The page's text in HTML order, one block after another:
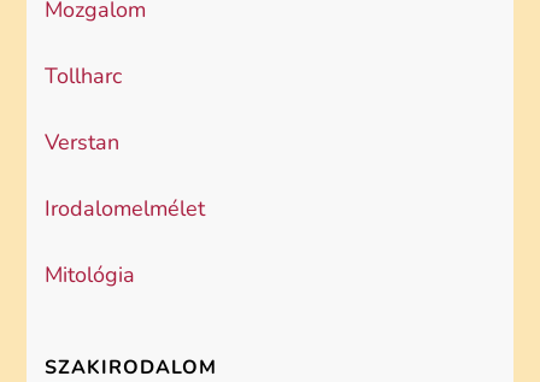
Mozgalom
Tollharc
Verstan
Irodalomelmélet
Mitológia
SZAKIRODALOM